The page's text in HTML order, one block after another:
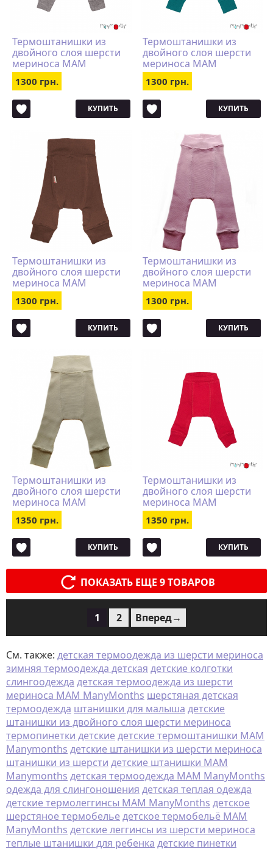
Термоштанишки из
двойного слоя шерсти
мериноса MAM
Manymonths светло-
серые
1300 грн.
КУПИТЬ
Термоштанишки из
двойного слоя шерсти
мериноса MAM
Manymonths
бирюзовые
1300 грн.
КУПИТЬ
Термоштанишки из
двойного слоя шерсти
мериноса MAM
Manymonths
коричневые
1300 грн.
КУПИТЬ
Термоштанишки из
двойного слоя шерсти
мериноса MAM
Manymonths розовые
1300 грн.
КУПИТЬ
Термоштанишки из
двойного слоя шерсти
мериноса MAM
Manymonths натур
1350 грн.
КУПИТЬ
Термоштанишки из
двойного слоя шерсти
мериноса MAM
Manymonths красные
1350 грн.
КУПИТЬ
ПОКАЗАТЬ ЕЩЕ 9 ТОВАРОВ
1 2 Вперед→
См. также: детская термоодежда из шерсти мериноса
зимняя термоодежда детская детские колготки
слингоодежда детская термоодежда из шерсти
мериноса MAM ManyMonths шерстяная детская
термоодежда штанишки для малыша детские
штанишки из двойного слоя шерсти мериноса
термопинетки детскиедетские термоштанишки MAM
Manymonths детские штанишки из шерсти мериноса
штанишки из шерсти детские штанишки MAM
Manymonths детская термоодежда MAM ManyMonths
одежда для слингоношения детская теплая одежда
детские термолеггинсы MAM ManyMonths детское
шерстяное термобельедетское термобельё MAM
ManyMonths детские леггинсы из шерсти мериноса
теплые штанишки для ребенка детские пинетки